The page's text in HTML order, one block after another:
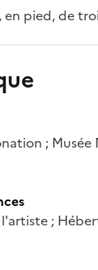
pied, de
; Musée
;